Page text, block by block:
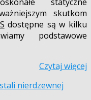
skutkom
dostępne są w kilku
podstawowe
Czytaj więcej